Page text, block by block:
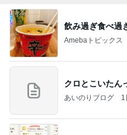
飲み過ぎ食べ過
Amebaトピックス
クロとこいたん
あいのりブログ 1